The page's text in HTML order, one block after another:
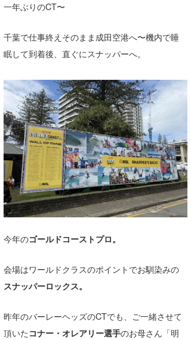
一年ぶりのCT〜
千葉で仕事終えそのまま成田空港へ〜機内で睡
眠して到着後、直ぐにスナッパーへ。
今年のゴールドコーストプロ。
会場はワールドクラスのポイントでお馴染みの
スナッパーロックス。
昨年のバーレーヘッズのCTでも、ご一緒させて
頂いた コナー・オレアリー選手のお母さん「明
Core Surf Japan
Naoya Kimoto
mitsuteru Kamio
Yasunari Inoue
Yoshiyuki Obata
arukasvision
DELTA FORCE SURF
CBA Films
熊谷素子
メディア
SURFMEDIA
Colors MAGAZINE
WAVAL
波伝説アンバサダー/プロライダー
福島寿実子
中浦“JET”章
嵯峨明日香
進士剛光
田原啓江
植村未来
大野”MAR”修聖
波伝説スタッフ
☆加藤
+☆maki☆+
Aichan
chan-U
ECE
H
KOBU
波伝説